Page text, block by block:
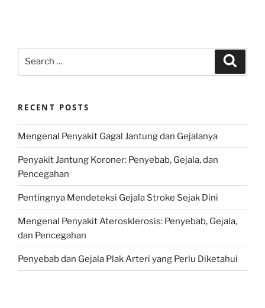
RECENT POSTS
Mengenal Penyakit Gagal Jantung dan Gejalanya
Penyakit Jantung Koroner: Penyebab, Gejala, dan
Pencegahan
Pentingnya Mendeteksi Gejala Stroke Sejak Dini
Mengenal Penyakit Aterosklerosis: Penyebab, Gejala,
dan Pencegahan
Penyebab dan Gejala Plak Arteri yang Perlu Diketahui